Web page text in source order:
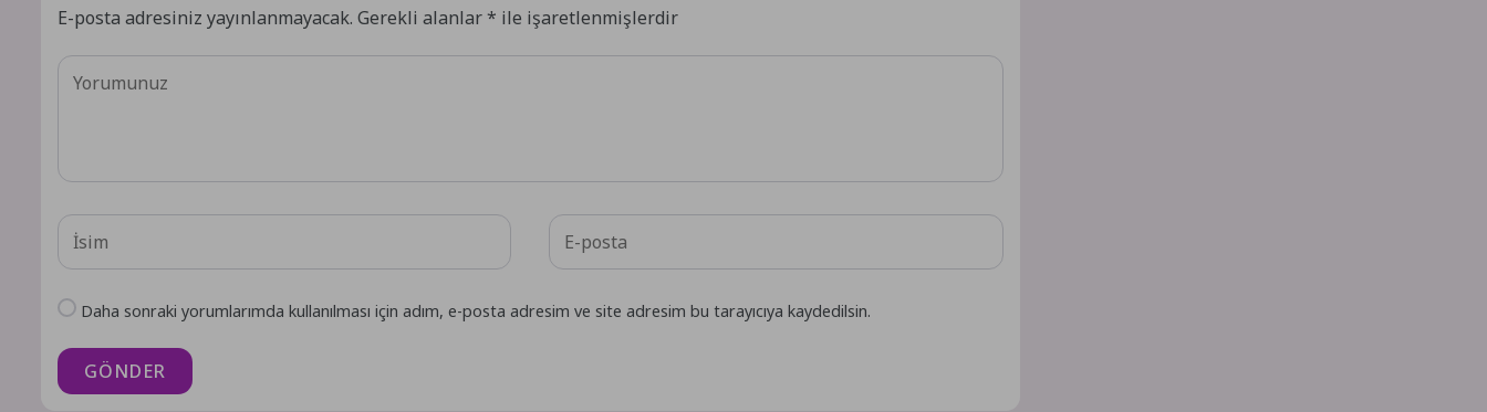
E-posta adresiniz yayınlanmayacak. Gerekli alanlar* ile işaretlenmişlerdir
Daha sonraki yorumlarımda kullanılması için adım, e-posta adresim ve site adresim bu tarayıcıya kaydedilsin.
GÖNDER